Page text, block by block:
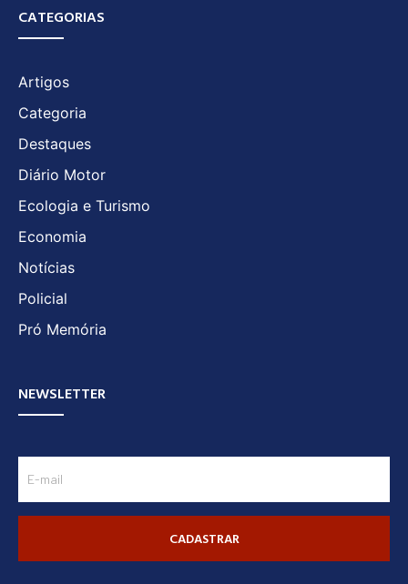
CATEGORIAS
Artigos
Categoria
Destaques
Diário Motor
Ecologia e Turismo
Economia
Notícias
Policial
Pró Memória
NEWSLETTER
CADASTRAR